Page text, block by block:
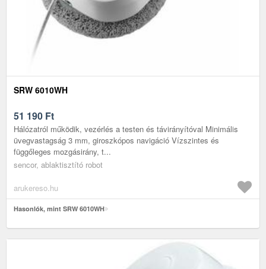
SRW 6010WH
51 190 Ft
Hálózatról működik, vezérlés a testen és távirányítóval Minimális
üvegvastagság 3 mm, giroszkópos navigáció Vízszintes és
függőleges mozgásirány, t...
sencor, ablaktisztító robot
arukereso.hu
Hasonlók, mint SRW 6010WH